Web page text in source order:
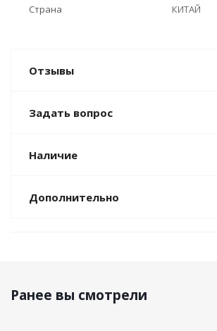
Страна
КИТАЙ
Отзывы
Задать вопрос
Наличие
Дополнительно
Ранее вы смотрели